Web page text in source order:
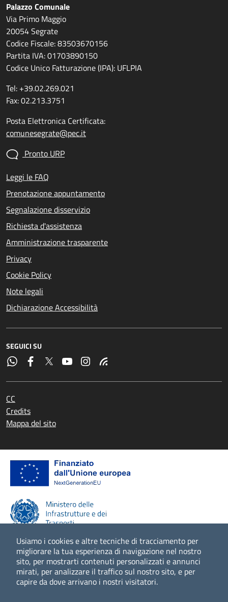
Usiamo i cookies e altre tecniche di tracciamento per
migliorare la tua esperienza di navigazione nel nostro
sito, per mostrarti contenuti personalizzati e annunci
mirati, per analizzare il traffico sul nostro sito, e per
capire da dove arrivano i nostri visitatori.
Palazzo Comunale
Via Primo Maggio
20054 Segrate
Codice Fiscale: 83503670156
Partita IVA: 01703890150
Codice Unico Fatturazione (IPA): UFLPIA
Tel: +39.02.269.021
Fax: 02.213.3751
Posta Elettronica Certificata:
comunesegrate@pec.it
Pronto URP
Leggi le FAQ
Prenotazione appuntamento
Segnalazione disservizio
Richiesta d'assistenza
Amministrazione trasparente
Privacy
Cookie Policy
Note legali
Dichiarazione Accessibilità
SEGUICI SU
CC
Credits
Mappa del sito
Scopri di più